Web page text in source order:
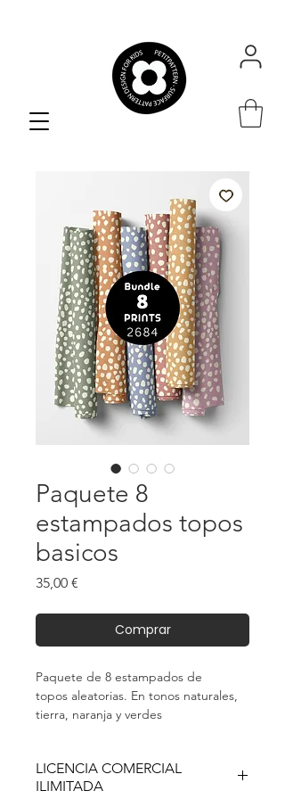
Paquete 8
estampados topos
basicos
35,00 €
Comprar
Paquete de 8 estampados de
topos aleatorias. En tonos naturales,
tierra, naranja y verdes
LICENCIA COMERCIAL
ILIMITADA